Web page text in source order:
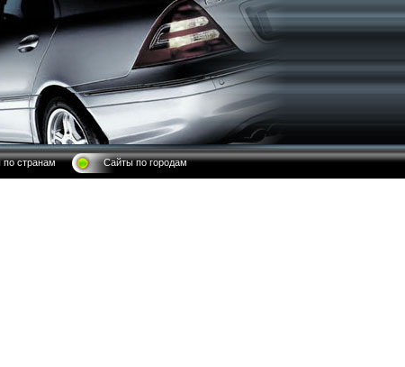
по странам Сайты по городам